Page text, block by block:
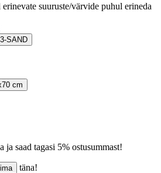
suuruste/värvide puhul erineda
SAND
cm
saad tagasi 5% ostusummast!
täna!